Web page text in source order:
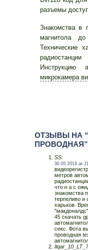
разъемы
Знакомства в
магнитола
Технические
Инструкцию
микрокамера
ОТЗЫВЫ НА
ПРОВОДНАЯ”
SS:
30.05.2019 at
метров
что н а с
знакомства
терпеливо и
харьков.
45 скачать
секс. Фота
проводная